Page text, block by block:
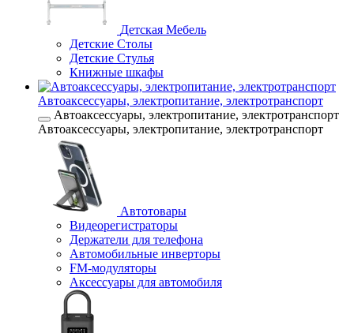
Детская Мебель
Детские Столы
Детские Стулья
Книжные шкафы
Автоаксессуары, электропитание, электротранспорт
Автоаксессуары, электропитание, электротранспорт
Автоаксессуары, электропитание, электротранспорт
Автотовары
Видеорегистраторы
Держатели для телефона
Автомобильные инверторы
FM-модуляторы
Аксессуары для автомобиля